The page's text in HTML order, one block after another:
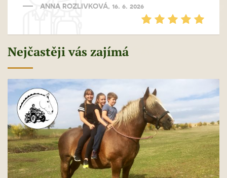
ANNA ROZLIVKOVÁ, 16. 6. 2026
Nejčastěji vás zajímá